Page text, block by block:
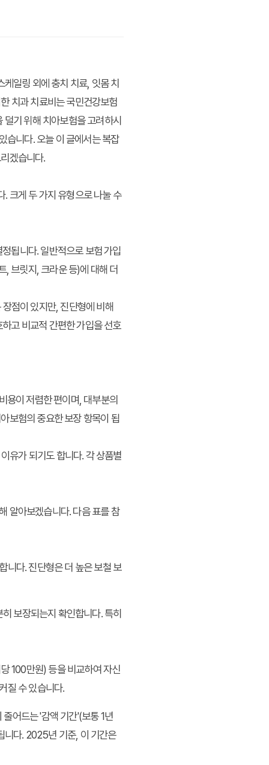
일링 외에 충치 치료, 잇몸 치
치과 치료비는 국민건강보험
기 위해 치아보험을 고려하시
습니다. 오늘 이 글에서는복잡
겠습니다.
크게 두 가지 유형으로 나눌 수
됩니다. 일반적으로 보험 가입
, 브릿지, 크라운 등)에 대해 더
점이 있지만, 진단형에 비해
고 비교적 간편한 가입을 선호
용이 저렴한 편이며, 대부분의
보험의 중요한 보장 항목이 됩
유가 되기도 합니다. 각 상품별
알아보겠습니다. 다음 표를 참
니다. 진단형은 더 높은 보철 보
보장되는지 확인합니다. 특히
100만원) 등을 비교하여 자신
질 수 있습니다.
어드는 '감액 기간'(보통 1년
니다. 2025년 기준, 이 기간은